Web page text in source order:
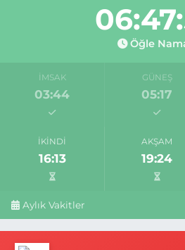
Öğle
İMSAK
03:44
GÜNEŞ
05:17
İKINDI
16:13
AKŞAM
19:24
Aylık Vakitler